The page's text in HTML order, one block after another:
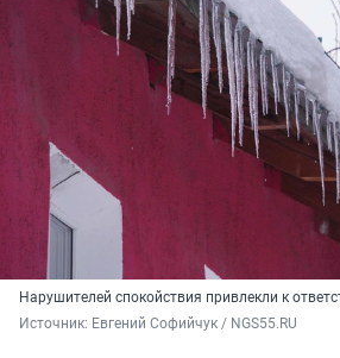
Нарушителей спокойствия привлекли к
Источник: Евгений Софийчук / NGS55.RU